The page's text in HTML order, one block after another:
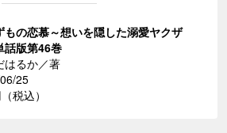
もの恋慕～想いを隠した溺愛ヤクザ
版第46巻
はるか／著
25
税込）